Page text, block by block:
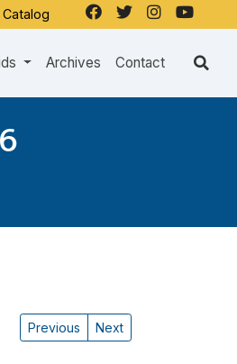
Archives Contact
Previous Next